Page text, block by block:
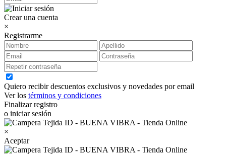
Crear una cuenta
×
Registrarme
Quiero recibir descuentos exclusivos y novedades por email
Ver los términos y condiciones
Finalizar registro
o iniciar sesión
×
Aceptar